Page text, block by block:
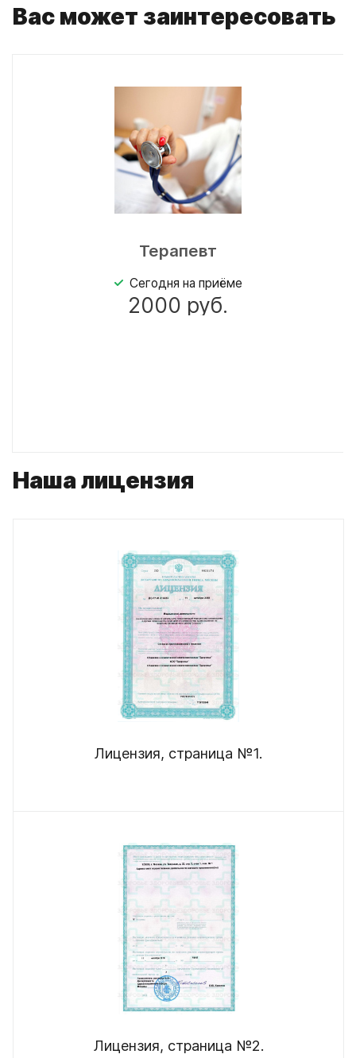
Вас может заинтересовать
Терапевт
Сегодня на приёме
2000 руб.
Наша лицензия
Лицензия, страница №1.
Лицензия, страница №2.